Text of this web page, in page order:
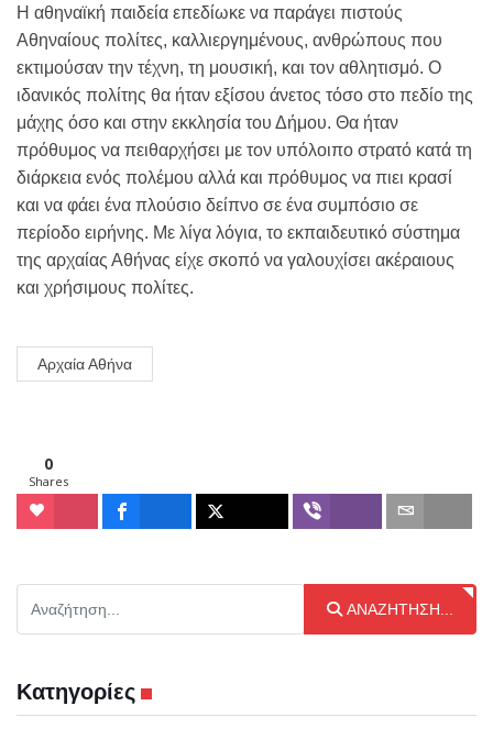
ΑΝΑΖΉΤΗΣΗ...
Κατηγορίες
Η αθηναϊκή παιδεία επεδίωκε να παράγει πιστούς
Αθηναίους πολίτες, καλλιεργημένους, ανθρώπους που
εκτιμούσαν την τέχνη, τη μουσική, και τον αθλητισμό. Ο
ιδανικός πολίτης θα ήταν εξίσου άνετος τόσο στο πεδίο της
μάχης όσο και στην εκκλησία του Δήμου. Θα ήταν
πρόθυμος να πειθαρχήσει με τον υπόλοιπο στρατό κατά τη
διάρκεια ενός πολέμου αλλά και πρόθυμος να πιει κρασί
και να φάει ένα πλούσιο δείπνο σε ένα συμπόσιο σε
περίοδο ειρήνης. Με λίγα λόγια, το εκπαιδευτικό σύστημα
της αρχαίας Αθήνας είχε σκοπό να γαλουχίσει ακέραιους
και χρήσιμους πολίτες.
Αρχαία Αθήνα
0
Shares